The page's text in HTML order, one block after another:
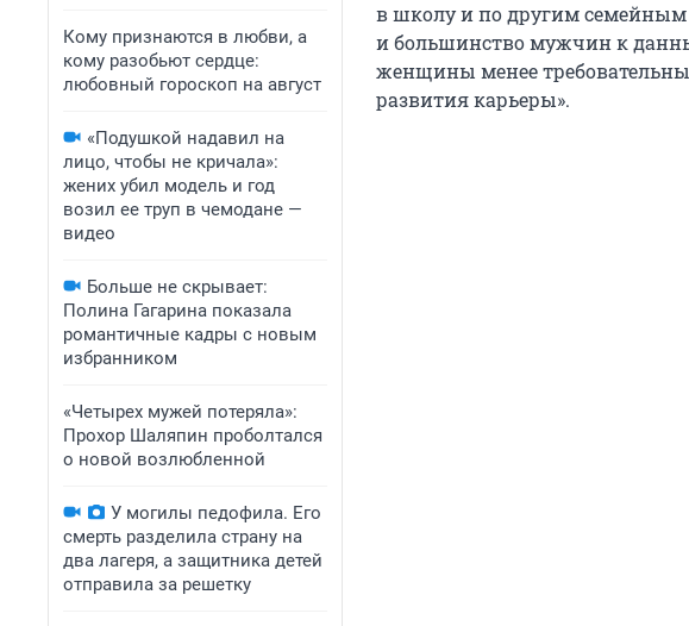
Кому признаются в любви, а
кому разобьют сердце:
любовный гороскоп на август
«Подушкой надавил на
лицо, чтобы не кричала»:
жених убил модель и год
возил ее труп в чемодане —
видео
Больше не скрывает:
Полина Гагарина показала
романтичные кадры с новым
избранником
«Четырех мужей потеряла»:
Прохор Шаляпин проболтался
о новой возлюбленной
У могилы педофила. Его
смерть разделила страну на
два лагеря, а защитника детей
отправила за решетку
в школу и по другим
и большинство мужчин к
женщины менее
развития карьеры».